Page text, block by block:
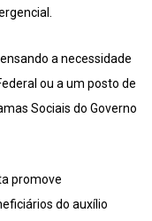
a necessidade
ou a um posto de
Sociais do Governo
promove
do auxílio